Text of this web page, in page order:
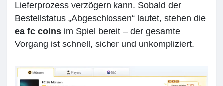
Lieferprozess verzögern kann. Sobald der
Bestellstatus „Abgeschlossen“ lautet, stehen die
ea fc coins im Spiel bereit – der gesamte
Vorgang ist schnell, sicher und unkompliziert.